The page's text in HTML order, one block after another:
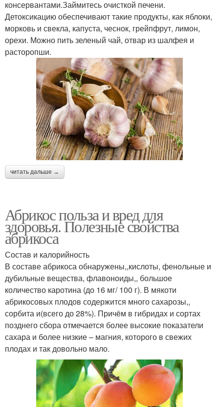
консервантами.Займитесь очисткой печени.
Детоксикацию обеспечивают такие продукты, как яблоки,
морковь и свекла, капуста, чеснок, грейпфрут, лимон,
орехи. Можно пить зеленый чай, отвар из шалфея и
расторопши.
читать дальше →
Абрикос польза и вред для
здоровья. Полезные свойства
абрикоса
Состав и калорийность
В составе абрикоса обнаружены,,кислоты, фенольные и
дубильные вещества, флавоноиды,, большое
количество каротина (до 16 мг/ 100 г). В мякоти
абрикосовых плодов содержится много сахарозы,,
сорбита и(всего до 28%). Причём в гибридах и сортах
позднего сбора отмечается более высокие показатели
сахара и более низкие – магния, которого в свежих
плодах и так довольно мало.